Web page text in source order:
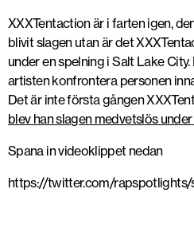
XXXTentaction är i farten igen,
blivit slagen utan är det
under en spelning i Salt Lake
artisten konfrontera personen
Det är inte första gången
blev han slagen medvetslös
Spana in videoklippet nedan
https://twitter.com/